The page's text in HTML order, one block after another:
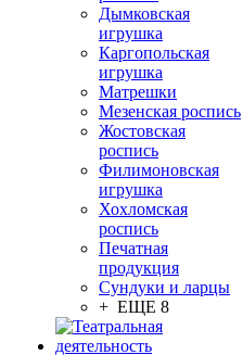
Дымковская
игрушка
Каргопольская
игрушка
Матрешки
Мезенская роспись
Жостовская
роспись
Филимоновская
игрушка
Хохломская
роспись
Печатная
продукция
Сундуки и ларцы
+ ЕЩЕ 8